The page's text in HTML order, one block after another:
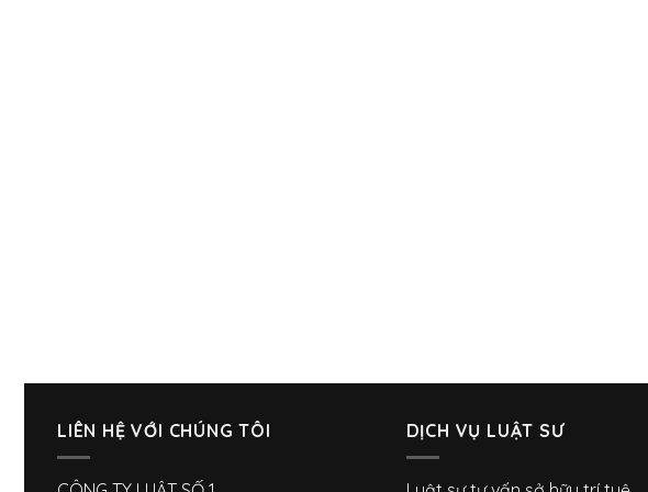
LIÊN HỆ VỚI CHÚNG TÔI DỊCH VỤ LUẬT SƯ